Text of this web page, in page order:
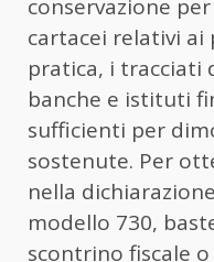
conservazione
cartacei relativi
pratica, i tracciati
banche e istituti
sufficienti per
sostenute. Per
nella
modello 730,
scontrino fiscale